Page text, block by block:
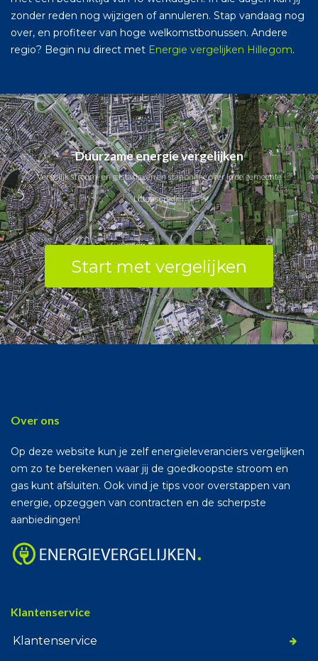
zonder reden nog wijzigen of annuleren. Stap vandaag nog
over, en profiteer van hoge welkomstbonussen. Andere
regio? Begin nu direct met Energie vergelijken Hillegom.
Duurzame energie vergelijken
Vergelijk stroom- en gastarieven en stap online over in de gemeente
Littenseradiel.
Start met vergelijken
Over ons
Op deze website kun je zelf energieleveranciers vergelijken
om zo te berekenen waar jij de goedkoopste stroom en
gas kunt afsluiten. Ook vind je tips voor overstappen van
energie, opzeggen van contracten en de scherpste
aanbiedingen!
Klantenservice
Klantenservice